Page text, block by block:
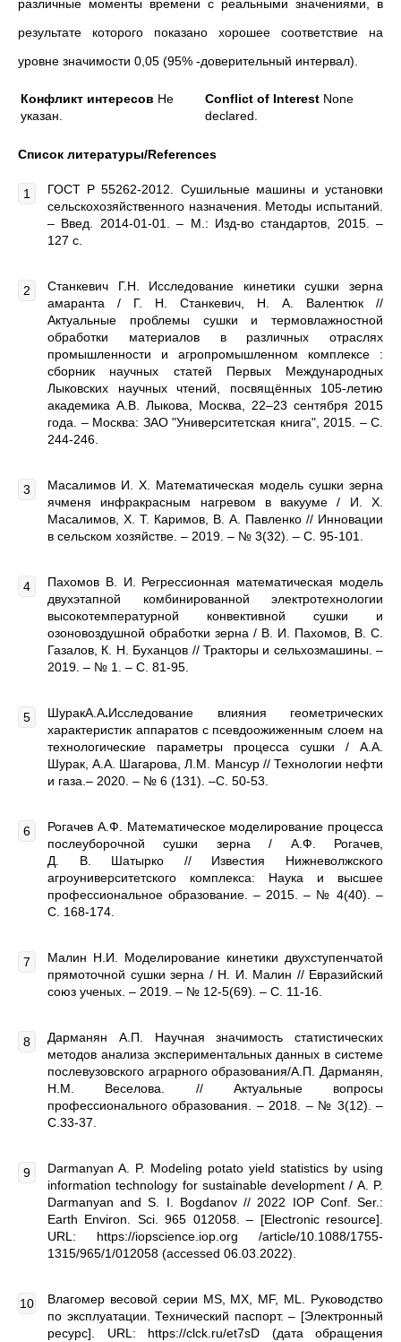
различные моменты времени с реальными значениями, в
результате которого показано хорошее соответствие на
уровне значимости 0,05 (95% -доверительный интервал).
Конфликт интересов Не
указан.
Conflict of Interest None
declared.
Список литературы/References
ГОСТ Р 55262-2012. Сушильные машины и установки
сельскохозяйственного назначения. Методы испытаний.
– Введ. 2014-01-01. – М.: Изд-во стандартов, 2015. –
127 с.
Станкевич Г.Н. Исследование кинетики сушки зерна
амаранта / Г. Н. Станкевич, Н. А. Валентюк //
Актуальные проблемы сушки и термовлажностной
обработки материалов в различных отраслях
промышленности и агропромышленном комплексе :
сборник научных статей Первых Международных
Лыковских научных чтений, посвящённых 105-летию
академика А.В. Лыкова, Москва, 22–23 сентября 2015
года. – Москва: ЗАО "Университетская книга", 2015. – С.
244-246.
Масалимов И. Х. Математическая модель сушки зерна
ячменя инфракрасным нагревом в вакууме / И. Х.
Масалимов, Х. Т. Каримов, В. А. Павленко // Инновации
в сельском хозяйстве. – 2019. – № 3(32). – С. 95-101.
Пахомов В. И. Регрессионная математическая модель
двухэтапной комбинированной электротехнологии
высокотемпературной конвективной сушки и
озоновоздушной обработки зерна / В. И. Пахомов, В. С.
Газалов, К. Н. Буханцов // Тракторы и сельхозмашины. –
2019. – № 1. – С. 81-95.
ШуракА.А.Исследование влияния геометрических
характеристик аппаратов с псевдоожиженным слоем на
технологические параметры процесса сушки / А.А.
Шурак, А.А. Шагарова, Л.М. Мансур // Технологии нефти
и газа.– 2020. – № 6 (131). –C. 50-53.
Рогачев А.Ф. Математическое моделирование процесса
послеуборочной сушки зерна / А.Ф. Рогачев,
Д. В. Шатырко // Известия Нижневолжского
агроуниверситетского комплекса: Наука и высшее
профессиональное образование. – 2015. – № 4(40). –
С. 168-174.
Малин Н.И. Моделирование кинетики двухступенчатой
прямоточной сушки зерна / Н. И. Малин // Евразийский
союз ученых. – 2019. – № 12-5(69). – С. 11-16.
Дарманян А.П. Научная значимость статистических
методов анализа экспериментальных данных в системе
послевузовского аграрного образования/А.П. Дарманян,
Н.М. Веселова. // Актуальные вопросы
профессионального образования. – 2018. – № 3(12). –
С.33-37.
Darmanyan A. P. Modeling potato yield statistics by using
information technology for sustainable development / A. P.
Darmanyan and S. I. Bogdanov // 2022 IOP Conf. Ser.:
Earth Environ. Sci. 965 012058. – [Electronic resource].
URL: https://iopscience.iop.org /article/10.1088/1755-
1315/965/1/012058 (accessed 06.03.2022).
Влагомер весовой серии MS, MX, MF, ML. Руководство
по эксплуатации. Технический паспорт. – [Электронный
ресурс]. URL: https://clck.ru/et7sD (дата обращения